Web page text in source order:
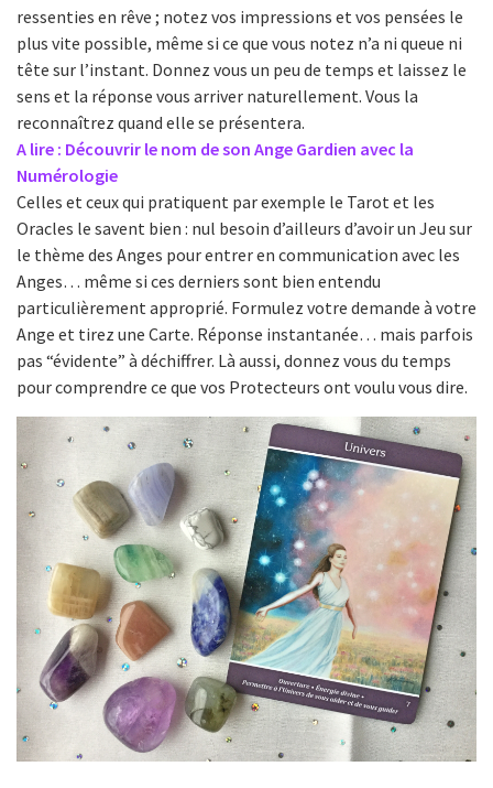
ressenties en rêve ; notez vos impressions et vos pensées le
plus vite possible, même si ce que vous notez n’a ni queue ni
tête sur l’instant. Donnez vous un peu de temps et laissez le
sens et la réponse vous arriver naturellement. Vous la
reconnaîtrez quand elle se présentera.
A lire : Découvrir le nom de son Ange Gardien avec la
Numérologie
Celles et ceux qui pratiquent par exemple le Tarot et les
Oracles le savent bien : nul besoin d’ailleurs d’avoir un Jeu sur
le thème des Anges pour entrer en communication avec les
Anges… même si ces derniers sont bien entendu
particulièrement approprié. Formulez votre demande à votre
Ange et tirez une Carte. Réponse instantanée… mais parfois
pas “évidente” à déchiffrer. Là aussi, donnez vous du temps
pour comprendre ce que vos Protecteurs ont voulu vous dire.